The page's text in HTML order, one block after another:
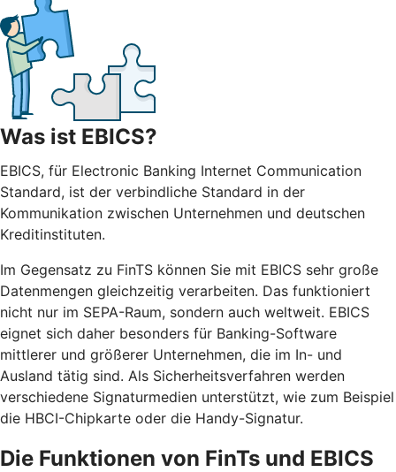
Was ist EBICS?
EBICS, für Electronic Banking Internet Communication
Standard, ist der verbindliche Standard in der
Kommunikation zwischen Unternehmen und deutschen
Kreditinstituten.
Im Gegensatz zu FinTS können Sie mit EBICS sehr große
Datenmengen gleichzeitig verarbeiten. Das funktioniert
nicht nur im SEPA-Raum, sondern auch weltweit. EBICS
eignet sich daher besonders für Banking-Software
mittlerer und größerer Unternehmen, die im In- und
Ausland tätig sind. Als Sicherheitsverfahren werden
verschiedene Signaturmedien unterstützt, wie zum Beispiel
die HBCI-Chipkarte oder die Handy-Signatur.
Die Funktionen von FinTs und EBICS